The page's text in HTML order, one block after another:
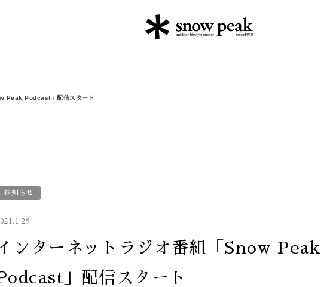
Peak Podcast」配信スタート
お知らせ
ンターネットラジオ番組「Snow Peak
」配信スタート